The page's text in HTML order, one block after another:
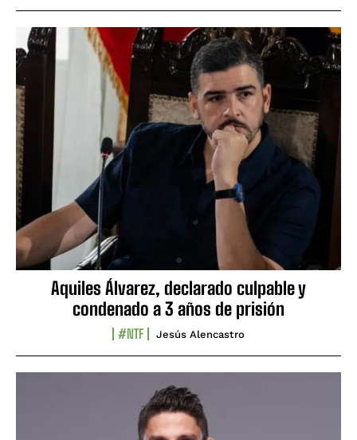
Aquiles Álvarez, declarado culpable y
condenado a 3 años de prisión
#NTF Jesús Alencastro